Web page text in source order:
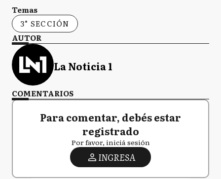
Temas
3° SECCIÓN
AUTOR
La Noticia 1
COMENTARIOS
Para comentar, debés estar
registrado
Por favor, iniciá sesión
INGRESA